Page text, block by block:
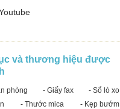
và thương hiệu được
phòng - Giấy fax
- Sổ lò xo
- Thước mica
- Kẹp bướm